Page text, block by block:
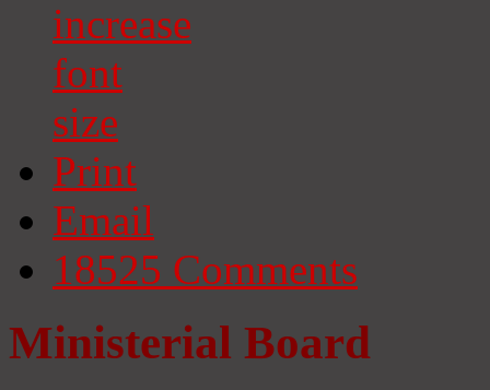
Print
Email
18525 Comments
Ministerial Board